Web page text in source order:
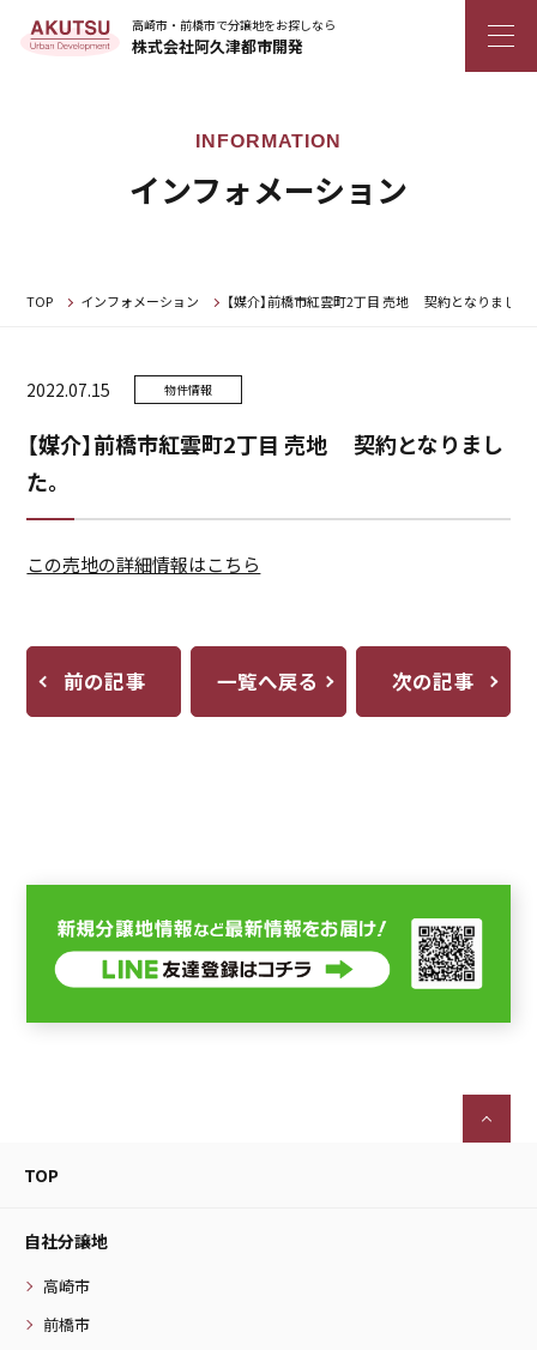
高崎市・前橋市で分譲地をお探しなら
株式会社阿久津都市開発
インフォメーション
TOP インフォメーション 【媒介】前橋市紅雲町2丁目 売地 契約となりました
2022.07.15 物件情報
【媒介】前橋市紅雲町2丁目 売地 契約となりまし
た。
この売地の詳細情報はこちら
前の記事 一覧へ戻る 次の記事
TOP
自社分譲地
高崎市
前橋市